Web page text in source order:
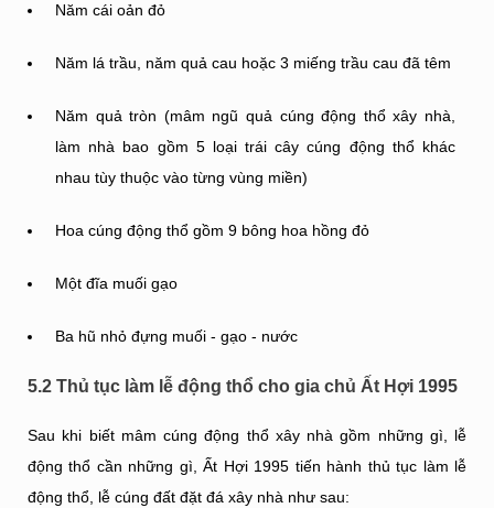
Năm cái oản đỏ
Năm lá trầu, năm quả cau hoặc 3 miếng trầu cau đã têm
Năm quả tròn (mâm ngũ quả cúng động thổ xây nhà,
làm nhà bao gồm 5 loại trái cây cúng động thổ khác
nhau tùy thuộc vào từng vùng miền)
Hoa cúng động thổ gồm 9 bông hoa hồng đỏ
Một đĩa muối gạo
Ba hũ nhỏ đựng muối - gạo - nước
5.2 Thủ tục làm lễ động thổ cho gia chủ Ất Hợi 1995
Sau khi biết mâm cúng động thổ xây nhà gồm những gì, lễ
động thổ cần những gì, Ất Hợi 1995 tiến hành thủ tục làm lễ
động thổ, lễ cúng đất đặt đá xây nhà như sau: